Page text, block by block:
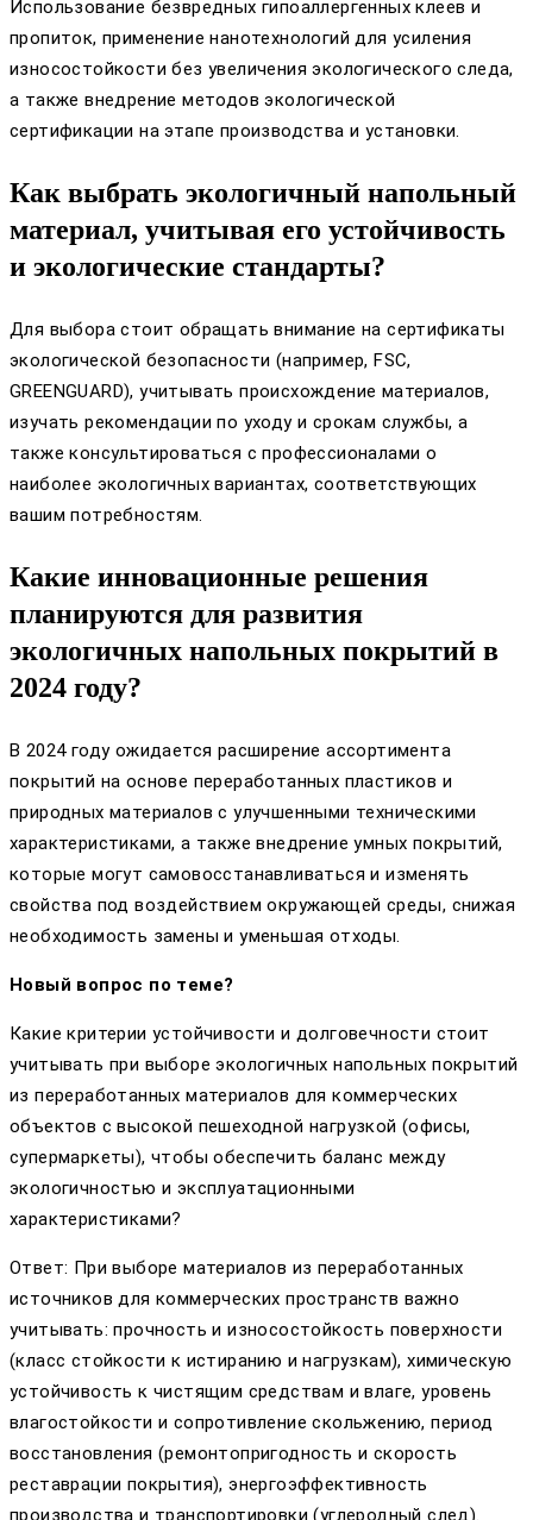
Использование безвредных гипоаллергенных клеев и
пропиток, применение нанотехнологий для усиления
износостойкости без увеличения экологического следа,
а также внедрение методов экологической
сертификации на этапе производства и установки.
Как выбрать экологичный напольный
материал, учитывая его устойчивость
и экологические стандарты?
Для выбора стоит обращать внимание на сертификаты
экологической безопасности (например, FSC,
GREENGUARD), учитывать происхождение материалов,
изучать рекомендации по уходу и срокам службы, а
также консультироваться с профессионалами о
наиболее экологичных вариантах, соответствующих
вашим потребностям.
Какие инновационные решения
планируются для развития
экологичных напольных покрытий в
2024 году?
В 2024 году ожидается расширение ассортимента
покрытий на основе переработанных пластиков и
природных материалов с улучшенными техническими
характеристиками, а также внедрение умных покрытий,
которые могут самовосстанавливаться и изменять
свойства под воздействием окружающей среды, снижая
необходимость замены и уменьшая отходы.
Новый вопрос по теме?
Какие критерии устойчивости и долговечности стоит
учитывать при выборе экологичных напольных покрытий
из переработанных материалов для коммерческих
объектов с высокой пешеходной нагрузкой (офисы,
супермаркеты), чтобы обеспечить баланс между
экологичностью и эксплуатационными
характеристиками?
Ответ: При выборе материалов из переработанных
источников для коммерческих пространств важно
учитывать: прочность и износостойкость поверхности
(класс стойкости к истиранию и нагрузкам), химическую
устойчивость к чистящим средствам и влаге, уровень
влагостойкости и сопротивление скольжению, период
восстановления (ремонтопригодность и скорость
реставрации покрытия), энергоэффективность
производства и транспортировки (углеродный след).